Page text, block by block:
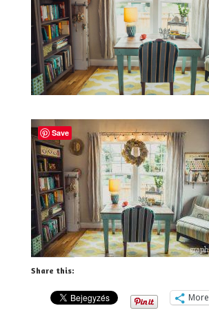
Share this:
More
Save